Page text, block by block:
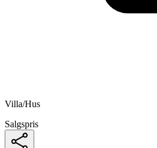
Villa/Hus
Salgspris